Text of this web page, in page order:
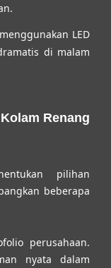
LED
di malam
Renang
pilihan
beberapa
perusahaan.
nyata dalam